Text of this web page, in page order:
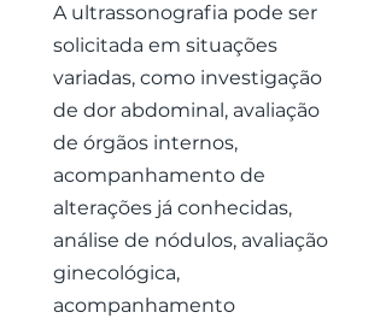
A ultrassonografia pode ser
solicitada em situações
variadas, como investigação
de dor abdominal, avaliação
de órgãos internos,
acompanhamento de
alterações já conhecidas,
análise de nódulos, avaliação
ginecológica,
acompanhamento